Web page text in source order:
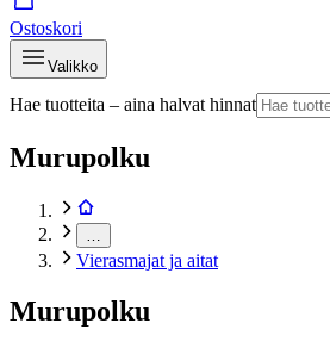
Ostoskori
Valikko
Hae tuotteita – aina halvat hinnat
Murupolku
Vierasmajat ja aitat
Murupolku